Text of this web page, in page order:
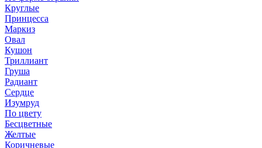
Круглые
Принцесса
Маркиз
Овал
Кушон
Триллиант
Груша
Радиант
Сердце
Изумруд
По цвету
Бесцветные
Желтые
Коричневые